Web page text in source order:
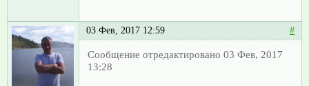
03 Фев, 2017 12:59 #
Сообщение отредактировано 03 Фев, 2017
13:28